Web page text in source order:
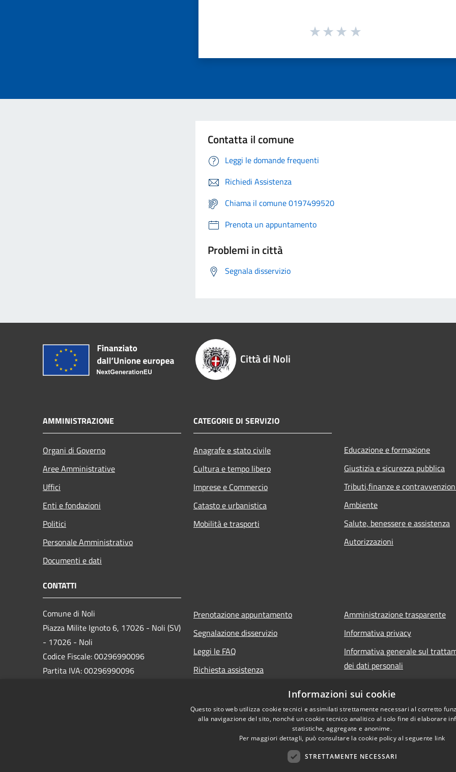
Contatta il comune
Leggi le domande frequenti
Richiedi Assistenza
Chiama il comune 0197499520
Prenota un appuntamento
Problemi in città
Segnala disservizio
Città di Noli
AMMINISTRAZIONE
Organi di Governo
Aree Amministrative
Uffici
Enti e fondazioni
Politici
Personale Amministrativo
Documenti e dati
CATEGORIE DI SERVIZIO
Anagrafe e stato civile
Cultura e tempo libero
Imprese e Commercio
Catasto e urbanistica
Mobilità e trasporti
Educazione e formazione
Giustizia e sicurezza pubblica
Tributi,finanze e
Ambiente
Salute, benessere e assistenza
Autorizzazioni
CONTATTI
Comune di Noli
Piazza Milite Ignoto 6, 17026 - Noli (SV)
- 17026 - Noli
Codice Fiscale: 00296990096
Partita IVA: 00296990096
Prenotazione appuntamento
Segnalazione disservizio
Leggi le FAQ
Richiesta assistenza
Amministrazione trasparente
Informativa privacy
Informativa generale sul
dei dati personali
Informazioni sui cookie
Questo sito web utilizza cookie tecnici e assimilati strettamente necessari al corretto
alla navigazione del sito, nonché un cookie tecnico analitico al solo fine di elaborare
statistiche, aggregate e anonime.
Per maggiori dettagli, può consultare la cookie policy al seguente link
STRETTAMENTE NECESSARI